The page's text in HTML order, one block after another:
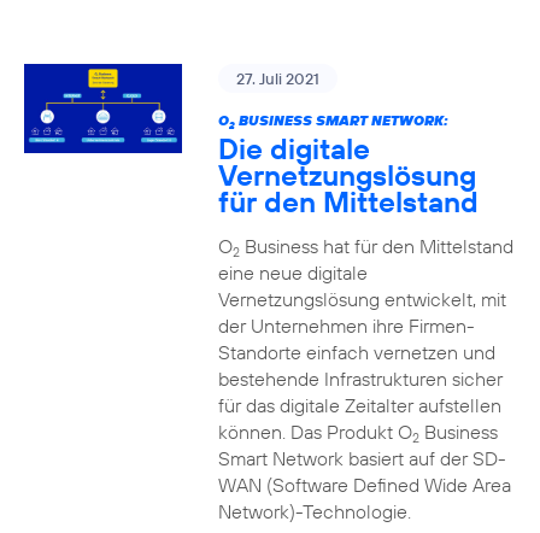
27. Juli 2021
O2BUSINESS SMART NETWORK:
Die digitale
Vernetzungslösung
für den Mittelstand
O2Business hat für den Mittelstand
eine neue digitale
Vernetzungslösung entwickelt, mit
der Unternehmen ihre Firmen-
Standorte einfach vernetzen und
bestehende Infrastrukturen sicher
für das digitale Zeitalter aufstellen
können. Das Produkt O2Business
Smart Network basiert auf der SD-
WAN (Software Defined Wide Area
Network)-Technologie.